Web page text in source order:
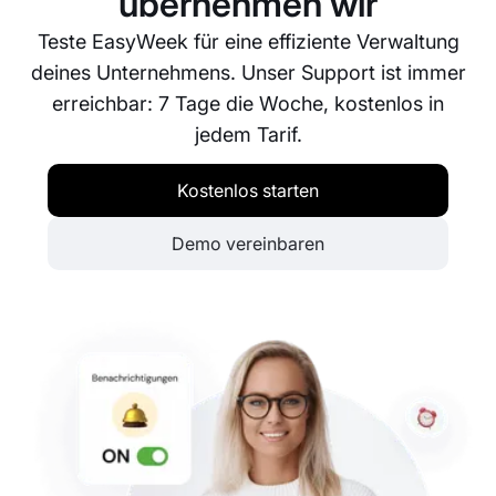
Teste EasyWeek für eine effiziente Verwaltung
deines Unternehmens. Unser Support ist immer
erreichbar: 7 Tage die Woche, kostenlos in
jedem Tarif.
Kostenlos starten
Demo vereinbaren